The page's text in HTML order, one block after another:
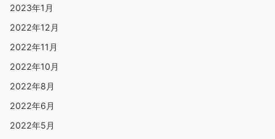
2023年1月
2022年12月
2022年11月
2022年10月
2022年8月
2022年6月
2022年5月